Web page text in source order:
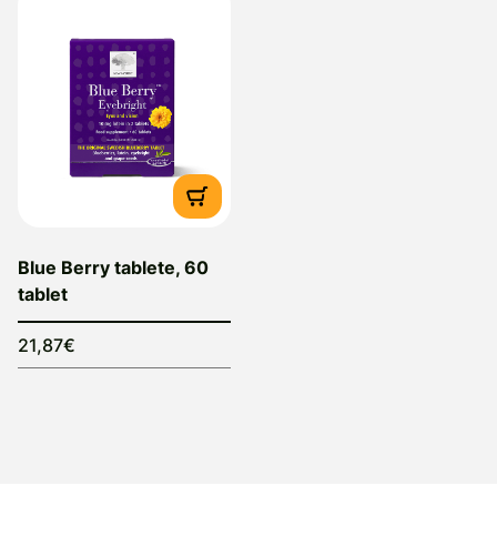
Blue Berry tablete, 60
tablet
21,87€